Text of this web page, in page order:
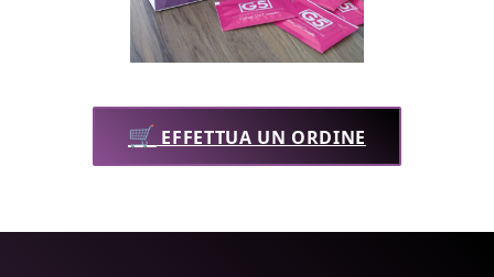
🛒 EFFETTUA UN ORDINE